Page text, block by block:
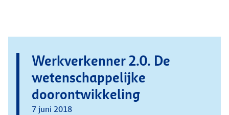
Werkverkenner 2.0. De
wetenschappelijke
doorontwikkeling
7 juni 2018